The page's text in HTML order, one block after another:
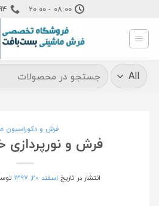
content
08:00 - 20:00
جستجو
برای:
فرش و دکوراسیون
فرش و
انتشار در تاریخ اسفند 20, 1397